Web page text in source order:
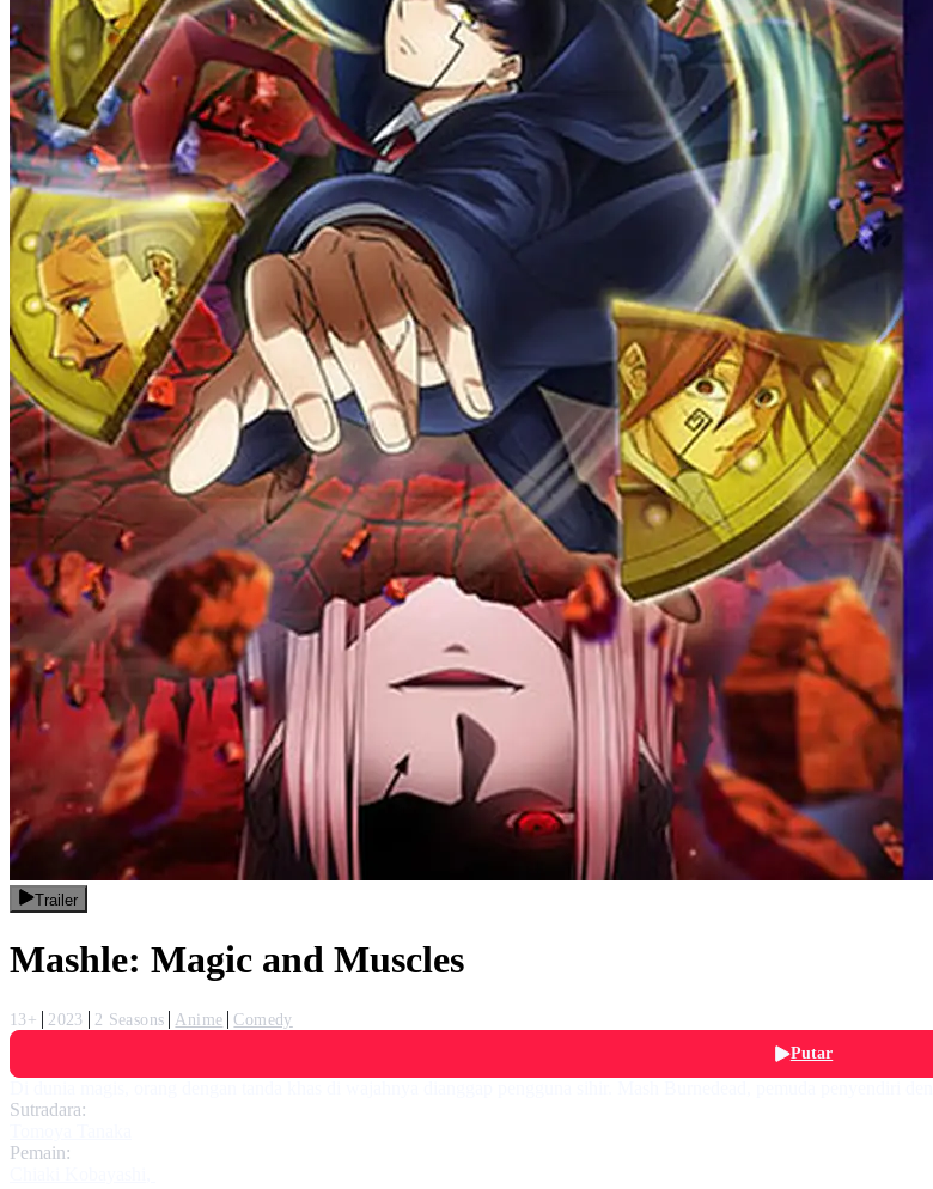
Trailer
Mashle: Magic and Muscles
13+ 2023 2 Seasons Anime
Comedy
Putar
Sutradara:
Pemain: